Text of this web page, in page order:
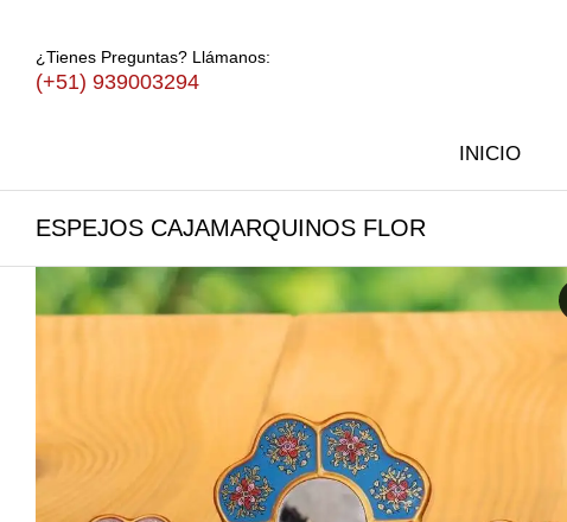
¿Tienes Preguntas? Llámanos:
(+51) 939003294
INICIO
ESPEJOS CAJAMARQUINOS FLOR